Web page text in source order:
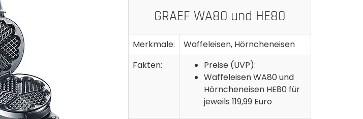
GRAEF WA80 und HE80
Merkmale:
Waffeleisen, Hörncheneisen
Fakten:
Preise (UVP):
Waffeleisen WA80 und
Hörncheneisen HE80 für
jeweils 119,99 Euro